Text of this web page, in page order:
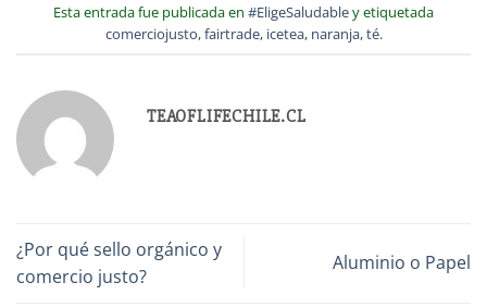
Esta entrada fue publicada en #EligeSaludabley etiquetada
comerciojusto,fairtrade, icetea, naranja,té.
TEAOFLIFECHILE.CL
¿Por qué sello orgánico y
comercio justo?
Aluminio o Papel